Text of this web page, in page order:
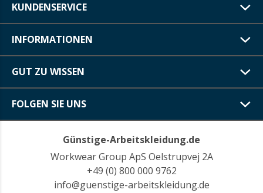
KUNDENSERVICE
INFORMATIONEN
GUT ZU WISSEN
FOLGEN SIE UNS
Günstige-Arbeitskleidung.de
Workwear Group ApS Oelstrupvej 2A
+49 (0) 800 000 9762
info@guenstige-arbeitskleidung.de